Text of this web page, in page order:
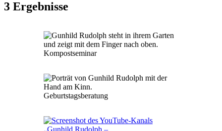
3 Ergebnisse
Kompostseminar
Geburtstagsberatung